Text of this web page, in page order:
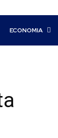
ECONOMIA